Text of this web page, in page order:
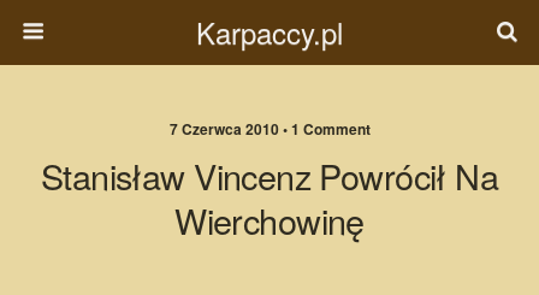
Karpaccy.pl
7 Czerwca 2010 • 1 Comment
Stanisław Vincenz Powrócił Na
Wierchowinę